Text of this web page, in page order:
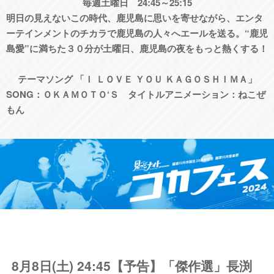
明日の見えないこの時代、鹿児島に思いを寄せながら、エンタ
ーテインメントのチカラで鹿児島の人々へエールを送る。“鹿児
島愛”に満ちた３０分が土曜日、鹿児島の夜をもっと熱くする！
テーマソング 「Ｉ ＬＯＶＥ ＹＯＵ ＫＡＧＯＳＨＩＭＡ」
SONG：ＯＫＡＭＯＴＯ‘Ｓ タイトルアニメーション：ねこぜ
もん
8月8日(土) 24:45【予告】「傑作選」長渕